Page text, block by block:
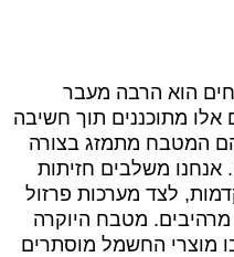
הוא הרבה מעבר
מתוכננים תוך חשיבה
המטבח מתמזג בצורה
אנחנו משלבים חזיתות
לצד מערכות פרזול
מרהיבים. מטבח היוקרה
מוצרי החשמל מוסתרים